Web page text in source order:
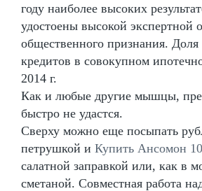
году наиболее высоких
удостоены высокой экспертной
общественного признания.
кредитов в совокупном
2014 г.
Как и любые другие мышцы,
быстро не удастся.
Сверху можно еще посыпать
петрушкой и Купить Ансомон
салатной заправкой или, как в
сметаной. Совместная работа